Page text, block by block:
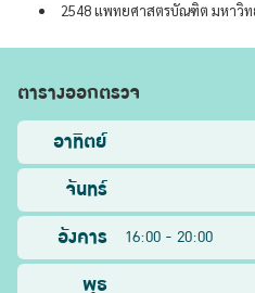
2548 แพทยศาสตรบัณฑิต มหาวิ
ตารางออกตรวจ
อาทิตย์
จันทร์
อังคาร
16:00 - 20:00
พุธ